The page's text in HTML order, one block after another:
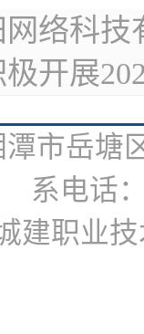
络科技
开展
潭市岳
系电话
建职业